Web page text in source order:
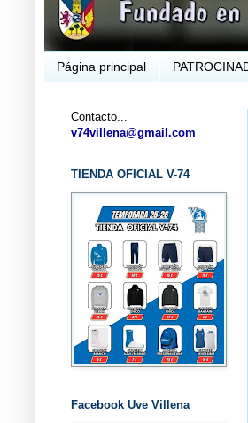
Página principal
Contacto...
v74villena@gmail.com
TIENDA OFICIAL V-74
Facebook Uve Villena